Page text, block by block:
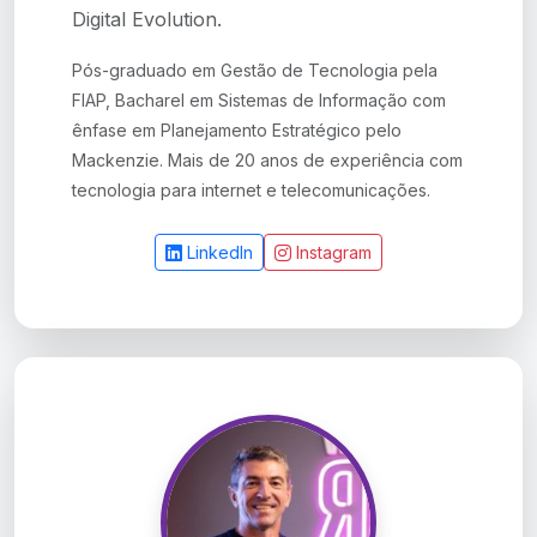
Digital Evolution.
Pós-graduado em Gestão de Tecnologia pela
FIAP, Bacharel em Sistemas de Informação com
ênfase em Planejamento Estratégico pelo
Mackenzie. Mais de 20 anos de experiência com
tecnologia para internet e telecomunicações.
LinkedIn Instagram